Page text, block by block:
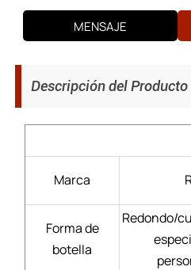
MENSAJE
Descripción del Producto
Marca
Forma de
botella
Redondo/